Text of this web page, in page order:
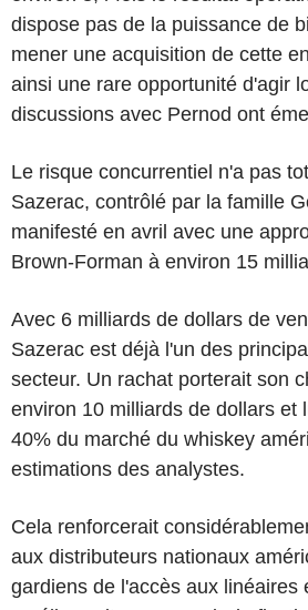
dispose pas de la puissance de
mener une acquisition de cette
ainsi une rare opportunité d'agir
discussions avec Pernod ont
Le risque concurrentiel n'a pas
Sazerac, contrôlé par la famille
manifesté en avril avec une
Brown-Forman à environ 15
Avec 6 milliards de dollars de
Sazerac est déjà l'un des
secteur. Un rachat porterait son
environ 10 milliards de dollars et
40% du marché du whiskey
estimations des analystes.
Cela renforcerait
aux distributeurs nationaux
gardiens de l'accès aux linéaires